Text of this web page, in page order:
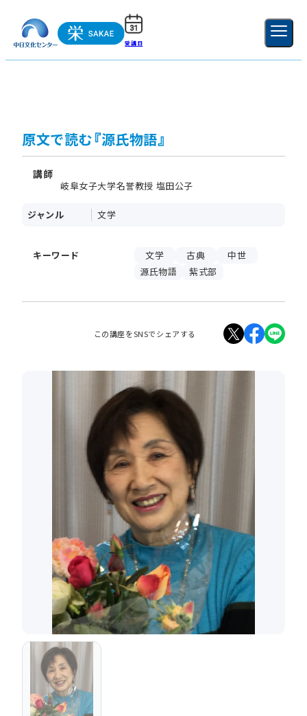
受講日 新規登録
原文で読む『源氏物語』
講師
岐阜女子大学名誉教授 塩田公子
ジャンル 文学
キーワード 文学 古典
中世
源氏物語
紫式部
この講座をSNSでシェアする